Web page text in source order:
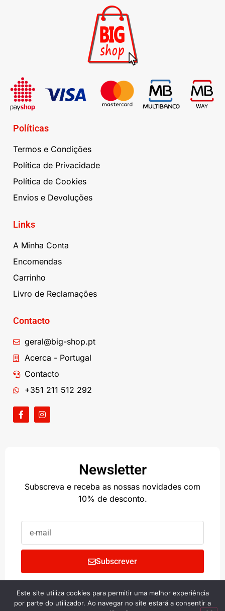
Políticas
Termos e Condições
Política de Privacidade
Política de Cookies
Envios e Devoluções
Links
A Minha Conta
Encomendas
Carrinho
Livro de Reclamações
Contacto
geral@big-shop.pt
Acerca - Portugal
Contacto
+351 211 512 292
Newsletter
Subscreva e receba as nossas novidades com
10% de desconto.
Subscrever
Copyright © 2024 • BIG SHOP
Este site utiliza cookies para permitir uma melhor experiência
por parte do utilizador. Ao navegar no site estará a consentir a